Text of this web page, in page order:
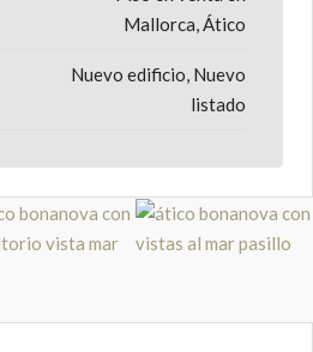
Mallorca, Ático
Nuevo edificio, Nuevo
listado